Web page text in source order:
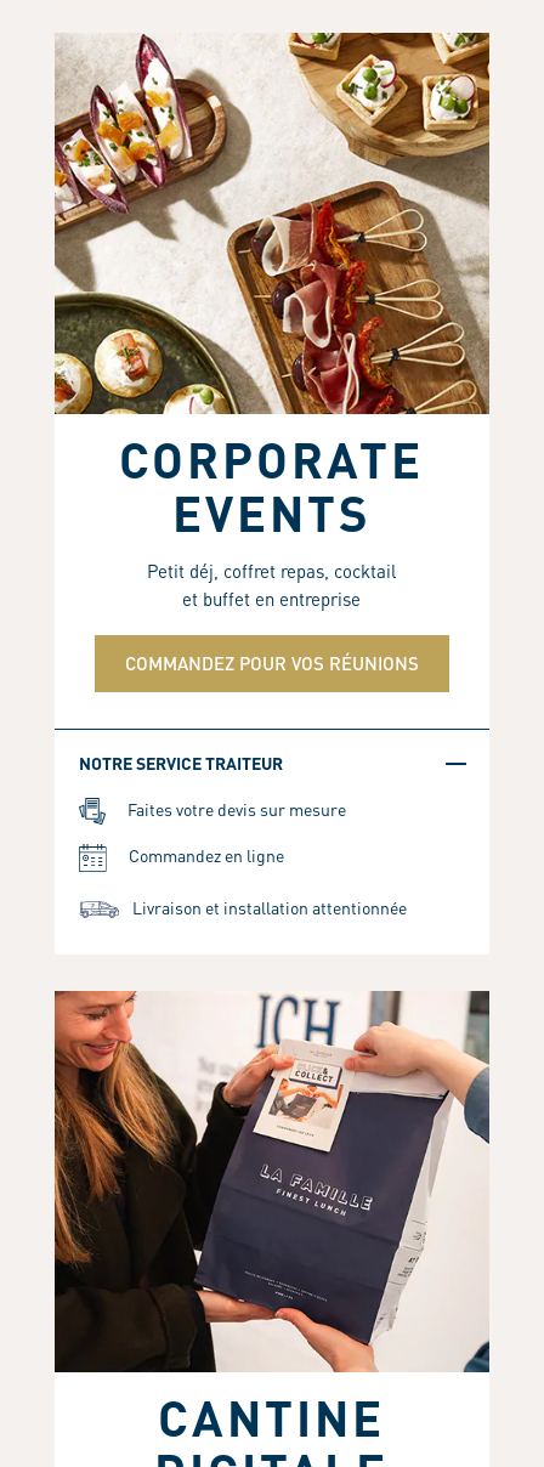
CORPORATE
EVENTS
Petit déj, coffret repas, cocktail
et buffet en entreprise
COMMANDEZ POUR VOS RÉUNIONS
NOTRE SERVICE TRAITEUR
Faites votre devis sur mesure
Commandez en ligne
Livraison et installation attentionnée
CANTINE